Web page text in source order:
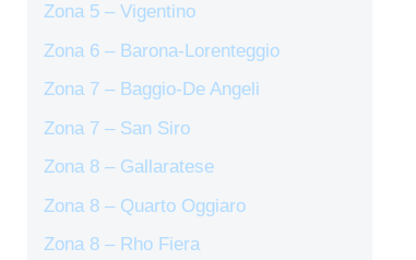
Zona 5 – Vigentino
Zona 6 – Barona-Lorenteggio
Zona 7 – Baggio-De Angeli
Zona 7 – San Siro
Zona 8 – Gallaratese
Zona 8 – Quarto Oggiaro
Zona 8 – Rho Fiera